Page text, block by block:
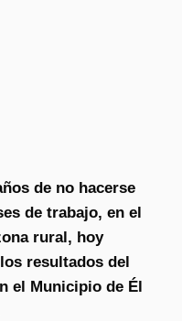
de no hacerse
de trabajo, en el
rural, hoy
resultados del
el Municipio de Él